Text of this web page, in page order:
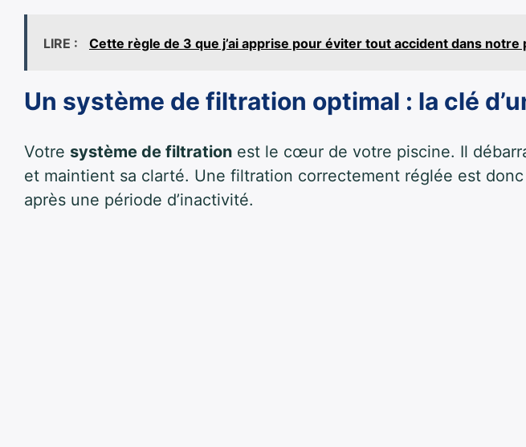
LIRE : Cette règle de 3 que j’ai apprise pour éviter tout accident dans notre
Un système de filtration optimal : la clé
Votre système de filtration est le cœur de votre piscine. Il
et maintient sa clarté. Une filtration correctement réglée est
après une période d’inactivité.